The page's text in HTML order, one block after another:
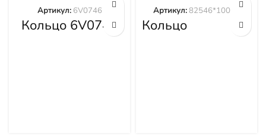
Кольцо 6V0746
Артикул: 6V0746
Кольцо
82546*100cm
Артикул:82546*100cm